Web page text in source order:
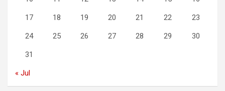
17 18 19 20 21 22 23
24 25 26 27 28 29 30
31
« Jul